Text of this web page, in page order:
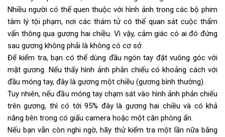
Nhiều người có thể quen thuộc với hình ảnh trong các bộ phim
tâm lý tội phạm, nơi các thám tử có thể quan sát cuộc thẩm
vấn thông qua gương hai chiều. Vì vậy, cảm giác có ai đó đứng
sau gương không phải là không có cơ sở.
Để kiểm tra, bạn có thể dùng đầu ngón tay đặt vuông góc với
mặt gương. Nếu thấy hình ảnh phản chiếu có khoảng cách với
đầu móng tay, đây là gương một chiều (gương bình thường).
Tuy nhiên, nếu đầu móng tay chạm sát vào hình ảnh phản chiếu
trên gương, thì có tới 95% đây là gương hai chiều và có khả
năng bên trong có giấu camera hoặc một căn phòng ẩn.
Nếu bạn vẫn còn nghi ngờ, hãy thử kiểm tra một lần nữa bằng